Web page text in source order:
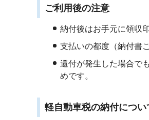
ご利用後の注意
納付後はお手元に領収
支払いの都度（納付書
還付が発生した場合で
めです。
軽自動車税の納付につい